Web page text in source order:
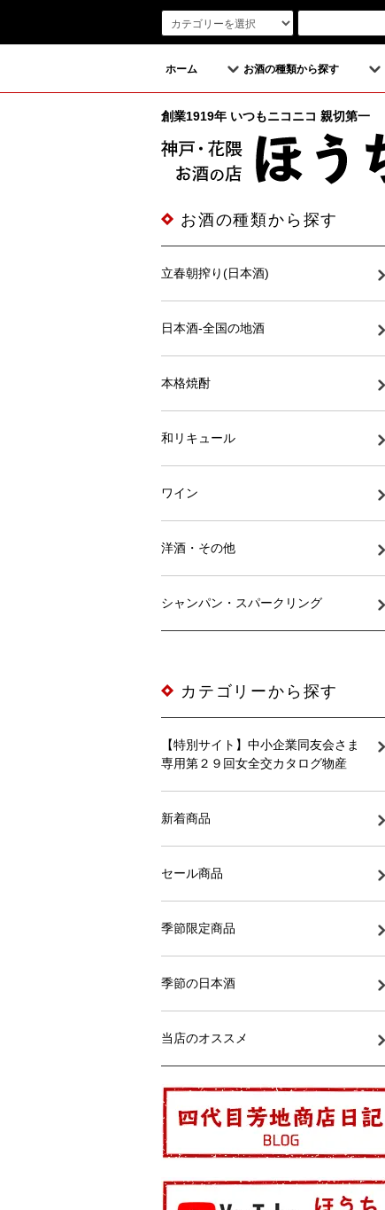
ホーム お酒の種類から探す
創業1919年 いつもニコニコ 親切第一
お酒の種類から探す
立春朝搾り(日本酒)
日本酒-全国の地酒
本格焼酎
和リキュール
ワイン
洋酒・その他
シャンパン・スパークリング
カテゴリーから探す
【特別サイト】中小企業同友会さま
専用第２９回女全交カタログ物産
新着商品
セール商品
季節限定商品
季節の日本酒
当店のオススメ